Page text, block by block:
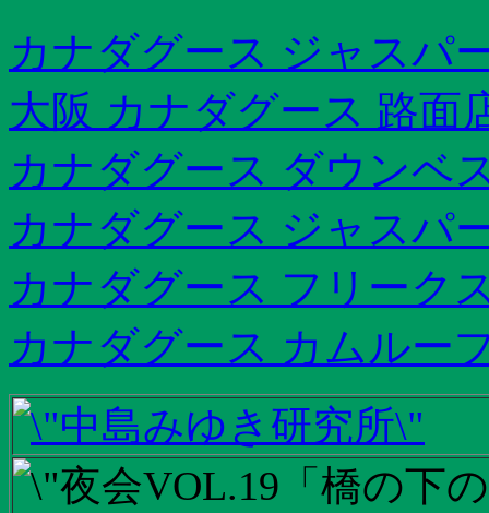
カナダグース ジャスパ
大阪 カナダグース 路面
カナダグース ダウンベ
カナダグース ジャスパ
カナダグース フリーク
カナダグース カムルー